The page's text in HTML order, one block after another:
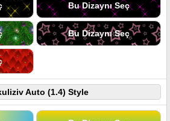
Bu Dizaynı Seç
Bu Dizaynı Seç
Auto (1.4) Style